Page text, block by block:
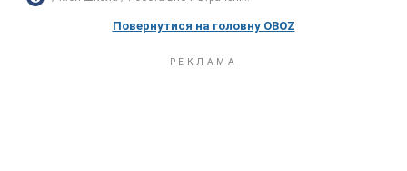
Повернутися на головну OBOZ